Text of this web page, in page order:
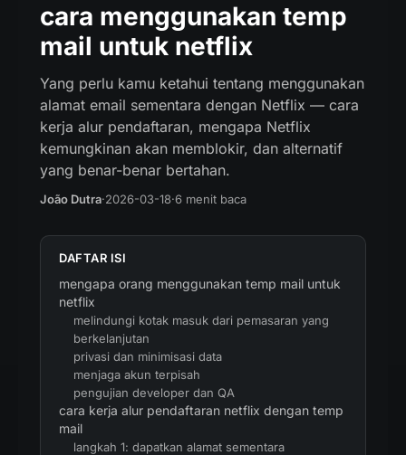
cara menggunakan temp
mail untuk netflix
Yang perlu kamu ketahui tentang menggunakan
alamat email sementara dengan Netflix — cara
kerja alur pendaftaran, mengapa Netflix
kemungkinan akan memblokir, dan alternatif
yang benar-benar bertahan.
João Dutra·2026-03-18·6 menit baca
DAFTAR ISI
mengapa orang menggunakan temp mail untuk
netflix
melindungi kotak masuk dari pemasaran yang
berkelanjutan
privasi dan minimisasi data
menjaga akun terpisah
pengujian developer dan QA
cara kerja alur pendaftaran netflix dengan temp
mail
langkah 1: dapatkan alamat sementara